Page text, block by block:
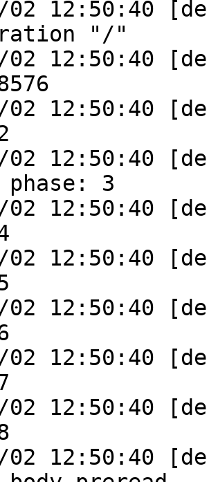
02 12:50:40
"/"
02 12:50:40
02 12:50:40
02 12:50:40
3
02 12:50:40
02 12:50:40
02 12:50:40
02 12:50:40
02 12:50:40
02 12:50:40